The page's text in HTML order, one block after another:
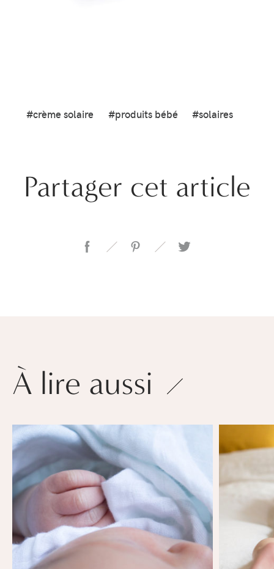
#crème solaire #produits bébé #solaires
Partager cet article
À lire aussi